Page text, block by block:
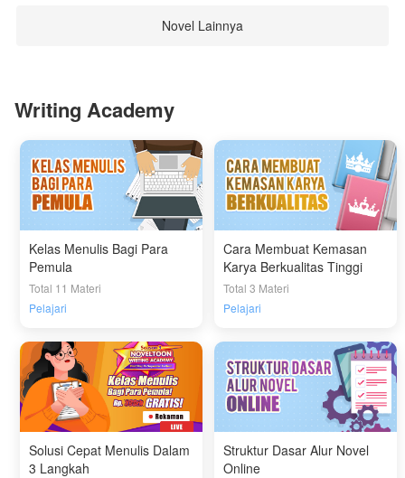
Novel Lainnya
Writing Academy
Kelas Menulis Bagi Para
Pemula
Total 11 Materi
Pelajari
Cara Membuat Kemasan
Karya Berkualitas Tinggi
Total 3 Materi
Pelajari
Solusi Cepat Menulis Dalam
3 Langkah
Struktur Dasar Alur Novel
Online